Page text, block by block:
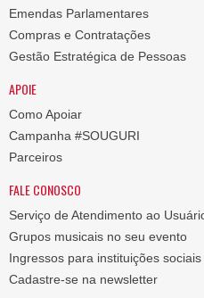
Emendas Parlamentares
Compras e Contratações
Gestão Estratégica de Pessoas
APOIE
Como Apoiar
Campanha #SOUGURI
Parceiros
FALE CONOSCO
Serviço de Atendimento ao
Grupos musicais no seu evento
Ingressos para instituições
Cadastre-se na newsletter